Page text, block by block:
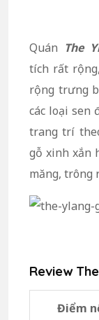
Quán The
tích rất
rộng trưng
các loại sen
trang trí
gỗ xinh xắn
măng, trông
Review
Điểm